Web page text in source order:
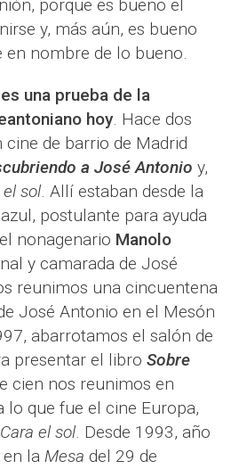
porque es bueno el
y, más aún, es bueno
en nombre de lo bueno.
una prueba de la
hoy. Hace dos
de barrio de Madrid
a José Antonio y,
el sol. Allí estaban desde la
postulante para ayuda
nonagenario Manolo
y camarada de José
reunimos una cincuentena
José Antonio en el Mesón
abarrotamos el salón de
presentar el libro Sobre
cien nos reunimos en
que fue el cine Europa,
Cara el sol. Desde 1993, año
la Mesa del 29 de